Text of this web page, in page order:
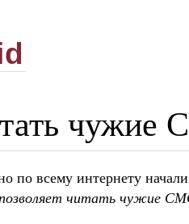
чужие
по всему интернету
читать чужие